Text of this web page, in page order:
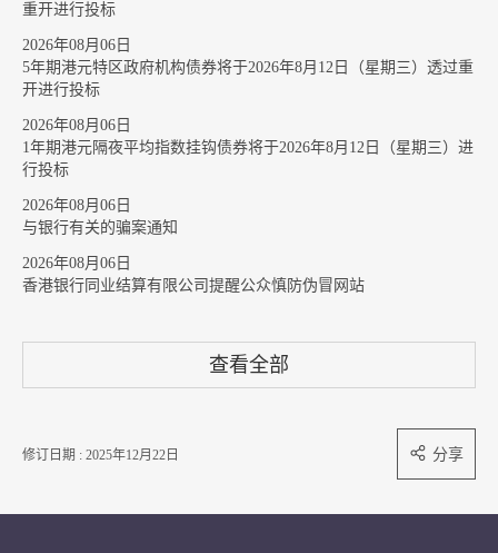
重开进行投标
2026年08月06日
5年期港元特区政府机构债券将于2026年8月12日（星期三）透过重
开进行投标
2026年08月06日
1年期港元隔夜平均指数挂钩债券将于2026年8月12日（星期三）进
行投标
2026年08月06日
与银行有关的骗案通知
2026年08月06日
香港银行同业结算有限公司提醒公众慎防伪冒网站
查看全部
修订日期 : 2025年12月22日 分享